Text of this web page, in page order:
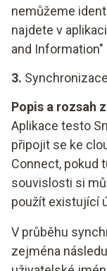
nemůžeme
najdete v
and Information"
3.
Popis a rozsah
Aplikace testo
připojit se ke
Connect, pokud
souvislosti si
použít existující
V průběhu
zejména